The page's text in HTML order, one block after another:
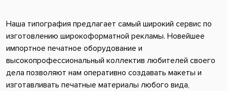
Наша типография предлагает самый широкий сервис по
изготовлению широкоформатной рекламы. Новейшее
импортное печатное оборудование и
высокопрофессиональный коллектив любителей своего
дела позволяют нам оперативно создавать макеты и
изготавливать печатные материалы любого вида,